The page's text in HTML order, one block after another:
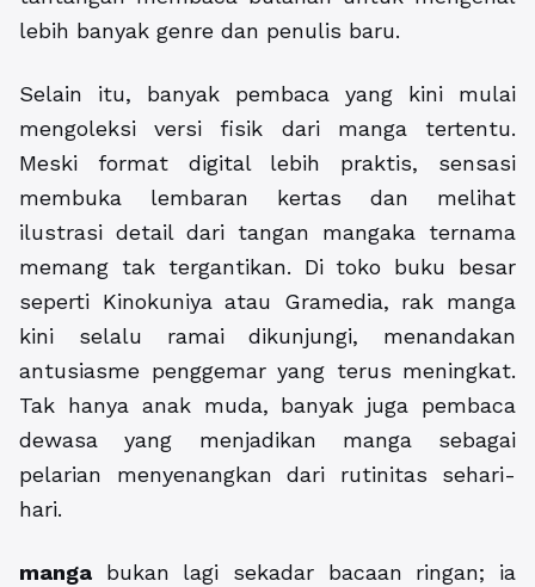
lebih banyak genre dan penulis baru.
Selain itu, banyak pembaca yang kini mulai
mengoleksi versi fisik dari manga tertentu.
Meski format digital lebih praktis, sensasi
membuka lembaran kertas dan melihat
ilustrasi detail dari tangan mangaka ternama
memang tak tergantikan. Di toko buku besar
seperti Kinokuniya atau Gramedia, rak manga
kini selalu ramai dikunjungi, menandakan
antusiasme penggemar yang terus meningkat.
Tak hanya anak muda, banyak juga pembaca
dewasa yang menjadikan manga sebagai
pelarian menyenangkan dari rutinitas sehari-
hari.
manga bukan lagi sekadar bacaan ringan; ia